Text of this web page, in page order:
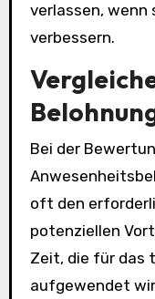
verlassen, wenn
verbessern.
Bei der
oft den
potenziellen
Zeit, die für das
aufgewendet